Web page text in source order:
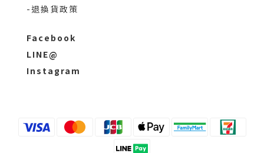
-退換貨政策
Facebook
LINE@
Instagram